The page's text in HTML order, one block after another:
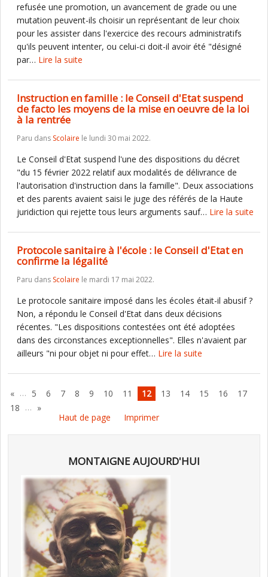
refusée une promotion, un avancement de grade ou une
mutation peuvent-ils choisir un représentant de leur choix
pour les assister dans l'exercice des recours administratifs
qu'ils peuvent intenter, ou celui-ci doit-il avoir été "désigné
par… Lire la suite
Instruction en famille : le Conseil d'Etat suspend
de facto les moyens de la mise en oeuvre de la loi
à la rentrée
Paru dans Scolaire le lundi 30 mai 2022.
Le Conseil d'Etat suspend l'une des dispositions du décret
"du 15 février 2022 relatif aux modalités de délivrance de
l'autorisation d'instruction dans la famille". Deux associations
et des parents avaient saisi le juge des référés de la Haute
juridiction qui rejette tous leurs arguments sauf… Lire la suite
Protocole sanitaire à l'école : le Conseil d'Etat en
confirme la légalité
Paru dans Scolaire le mardi 17 mai 2022.
Le protocole sanitaire imposé dans les écoles était-il abusif ?
Non, a répondu le Conseil d'Etat dans deux décisions
récentes. "Les dispositions contestées ont été adoptées
dans des circonstances exceptionnelles". Elles n'avaient par
ailleurs "ni pour objet ni pour effet… Lire la suite
« … 5 6 7 8 9 10 11 12 13 14 15 16
17
18 … »
Haut de page
Imprimer
MONTAIGNE AUJOURD'HUI